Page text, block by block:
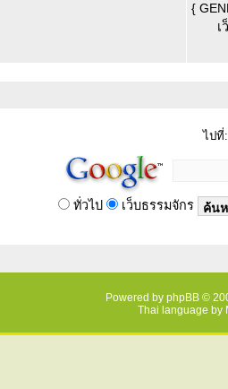
{
เ
ไปที่:
ทั่วไป เว็บธรรมจักร
Powered by phpBB ©
Thai language by